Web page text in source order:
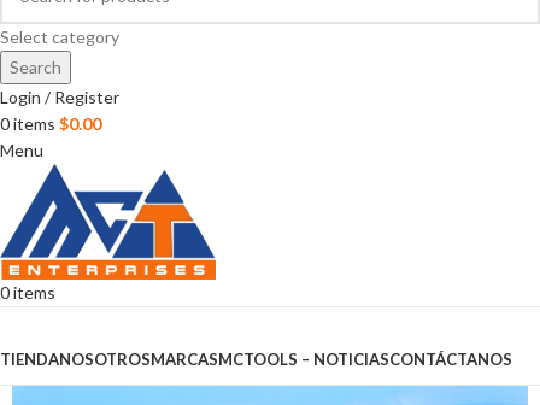
Select category
Search
Login / Register
0items $0.00
Menu
0items
TIENDANOSOTROSMARCASMCTOOLS – NOTICIASCONTÁCTANOS